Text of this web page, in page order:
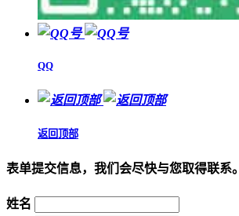
QQ
返回顶部
表单提交信息，我们会尽快与您取得联系。
姓名